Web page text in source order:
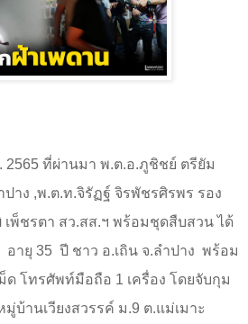
2565 ที่ผ่านมา พ.ต.อ.ภูชิชย์ ตรียัม
ปาง ,พ.ต.ท.จิรัฏฐ์ จิรพัชรศิรพร รอง
พ็ชรตา สว.สส.ฯ พร้อมชุดสืบสวน ได้
อายุ 35 ปี ชาว อ.เถิน จ.ลำปาง พร้อม
ด โทรศัพท์มือถือ 1 เครื่อง โดยจับกุม
บ้านเวียงสวรรค์ ม.9 ต.แม่เมาะ